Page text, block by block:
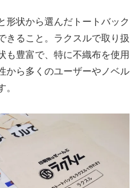
形状から選んだトートバック
きること。ラクスルで取り扱
も豊富で、特に不織布を使用
から多くのユーザーやノベル
。